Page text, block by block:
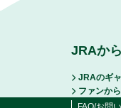
JRAか
JRAのギ
ファンか